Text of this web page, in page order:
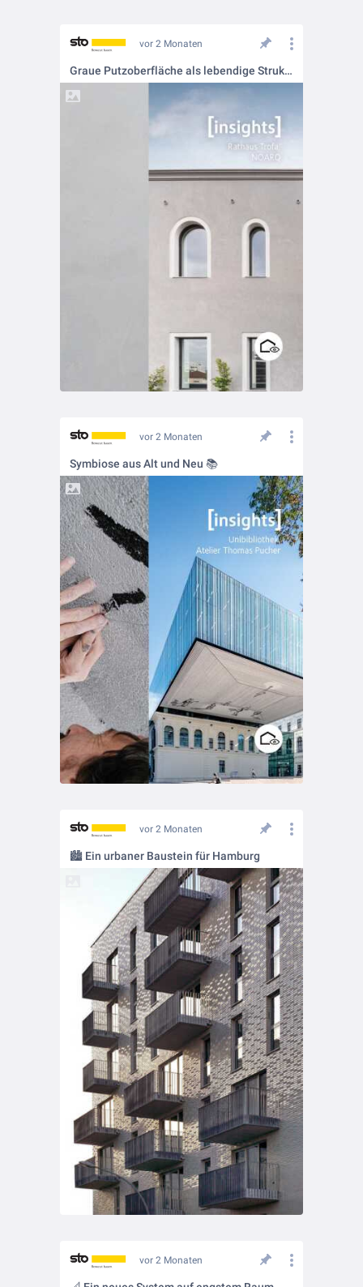
vor 2 Monaten
Graue Putzoberfläche als lebendige Struktur 🌫️
vor 2 Monaten
Symbiose aus Alt und Neu 📚
vor 2 Monaten
🏙️ Ein urbaner Baustein für Hamburg
vor 2 Monaten